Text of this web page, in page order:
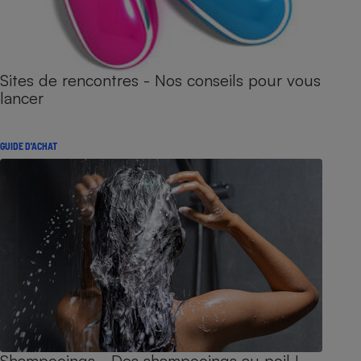
Sites de rencontres - Nos conseils pour vous
lancer
GUIDE D'ACHAT